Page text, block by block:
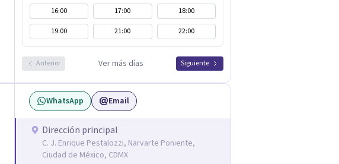
16:00 17:00
18:00
19:00
21:00 22:00
Anterior Ver más días Siguiente
WhatsApp Email
Dirección principal
C. J. Enrique Pestalozzi, Narvarte Poniente,
Ciudad de México, CDMX